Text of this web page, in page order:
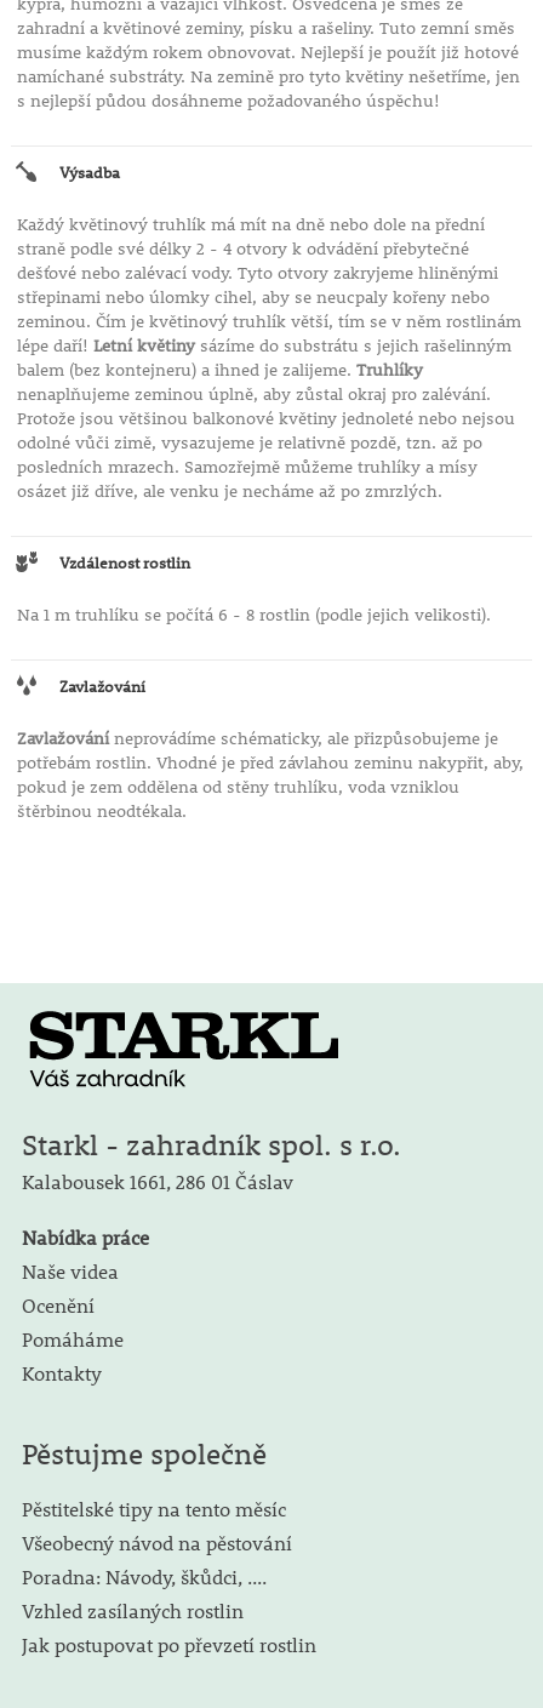
zahradní a květinové zeminy, písku a rašeliny. Tuto zemní směs
musíme každým rokem obnovovat. Nejlepší je použít již hotové
namíchané substráty. Na zemině pro tyto květiny nešetříme, jen
s nejlepší půdou dosáhneme požadovaného úspěchu!
Výsadba
Každý květinový truhlík má mít na dně nebo dole na přední
straně podle své délky 2 - 4 otvory k odvádění přebytečné
dešťové nebo zalévací vody. Tyto otvory zakryjeme hliněnými
střepinami nebo úlomky cihel, aby se neucpaly kořeny nebo
zeminou. Čím je květinový truhlík větší, tím se v něm rostlinám
lépe daří! Letní květinysázíme do substrátu s jejich rašelinným
balem (bez kontejneru) a ihned je zalijeme. Truhlíky
nenaplňujeme zeminou úplně, aby zůstal okraj pro zalévání.
Protože jsou většinou balkonové květiny jednoleté nebo nejsou
odolné vůči zimě, vysazujeme je relativně pozdě, tzn. až po
posledních mrazech. Samozřejmě můžeme truhlíky a mísy
osázet již dříve, ale venku je necháme až po zmrzlých.
Vzdálenost rostlin
Na 1 m truhlíku se počítá 6 - 8 rostlin (podle jejich velikosti).
Zavlažování
Zavlažováníneprovádíme schématicky, ale přizpůsobujeme je
potřebám rostlin. Vhodné je před závlahou zeminu nakypřit, aby,
pokud je zem oddělena od stěny truhlíku, voda vzniklou
štěrbinou neodtékala.
Starkl - zahradník spol. s r.o.
Kalabousek 1661, 286 01 Čáslav
Nabídka práce
Naše videa
Ocenění
Pomáháme
Kontakty
Pěstujme společně
Pěstitelské tipy na tento měsíc
Všeobecný návod na pěstování
Poradna: Návody, škůdci, ....
Vzhled zasílaných rostlin
Jak postupovat po převzetí rostlin